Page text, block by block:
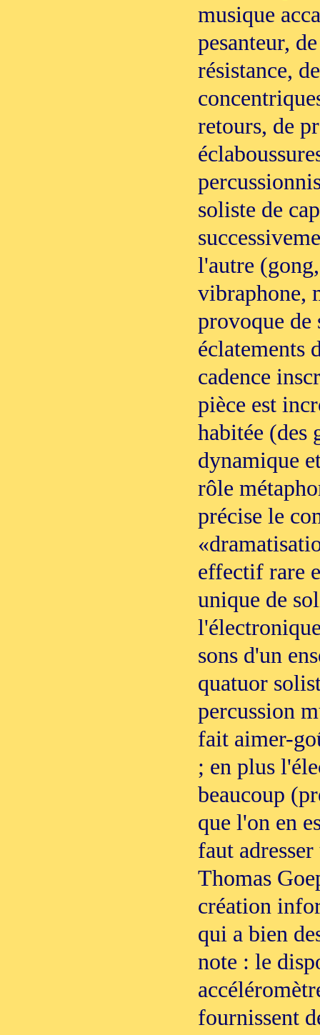
musique
pesanteur,
résistance,
retours, de
soliste de
l'autre
vibraphone,
provoque de
éclatements
cadence
pièce est
habitée (des
dynamique
rôle
précise le
effectif rare
unique de
sons d'un
quatuor
percussion
fait aimer-
; en plus
beaucoup
que l'on en
faut
Thomas
création
qui a bien
note : le
fournissent